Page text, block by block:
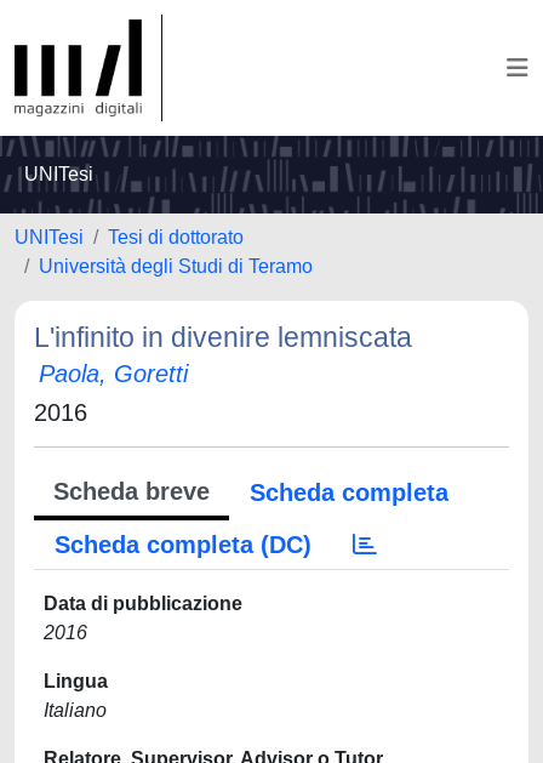
UNITesi
UNITesi
Tesi di dottorato
Università degli Studi di Teramo
L'infinito in divenire lemniscata
Paola, Goretti
2016
Scheda breve
Scheda completa
Scheda completa (DC)
Data di pubblicazione
2016
Lingua
Italiano
Relatore, Supervisor, Advisor o Tutor